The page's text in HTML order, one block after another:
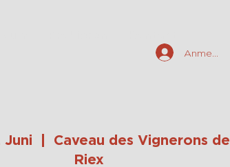
Anmelden
Juni
Caveau des Vignerons de
Riex